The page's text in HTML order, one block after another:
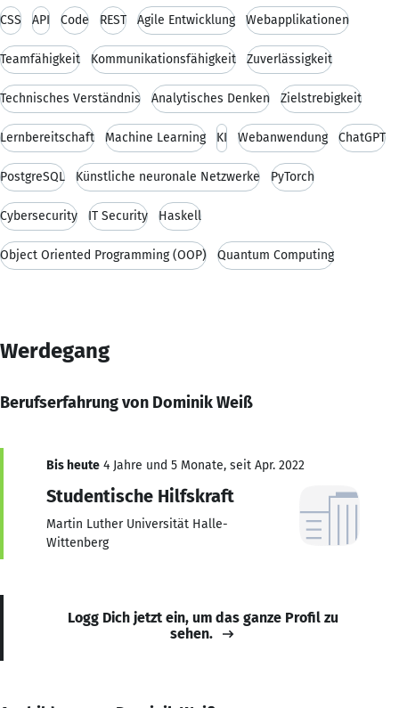
CSS API Code REST Agile Entwicklung Webapplikationen
Teamfähigkeit Kommunikationsfähigkeit Zuverlässigkeit
Technisches Verständnis Analytisches Denken Zielstrebigkeit
Lernbereitschaft Machine Learning KI Webanwendung ChatGPT
PostgreSQL Künstliche neuronale Netzwerke PyTorch
Cybersecurity IT Security Haskell
Object Oriented Programming (OOP) Quantum Computing
Werdegang
Berufserfahrung von Dominik Weiß
Bis heute 4 Jahre und 5 Monate, seit Apr. 2022
Studentische Hilfskraft
Martin Luther Universität Halle-
Wittenberg
Logg Dich jetzt ein, um das ganze Profil zu
sehen.